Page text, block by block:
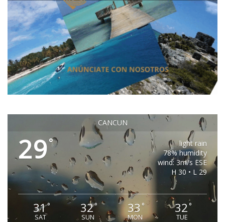
CANCUN
29°
light rain
78% humidity
wind: 3m/s ESE
H 30 • L 29
31°
SAT
32°
SUN
33 °
MON
32°
TUE